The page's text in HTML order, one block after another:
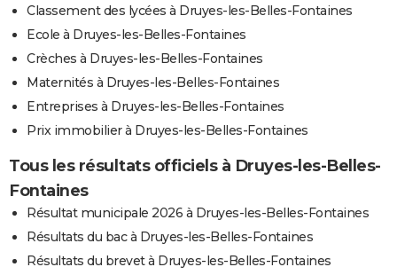
Classement des lycées à Druyes-les-Belles-Fontaines
Ecole à Druyes-les-Belles-Fontaines
Crèches à Druyes-les-Belles-Fontaines
Maternités à Druyes-les-Belles-Fontaines
Entreprises à Druyes-les-Belles-Fontaines
Prix immobilier à Druyes-les-Belles-Fontaines
Tous les résultats officiels à Druyes-les-Belles-
Fontaines
Résultat municipale 2026 à Druyes-les-Belles-Fontaines
Résultats du bac à Druyes-les-Belles-Fontaines
Résultats du brevet à Druyes-les-Belles-Fontaines